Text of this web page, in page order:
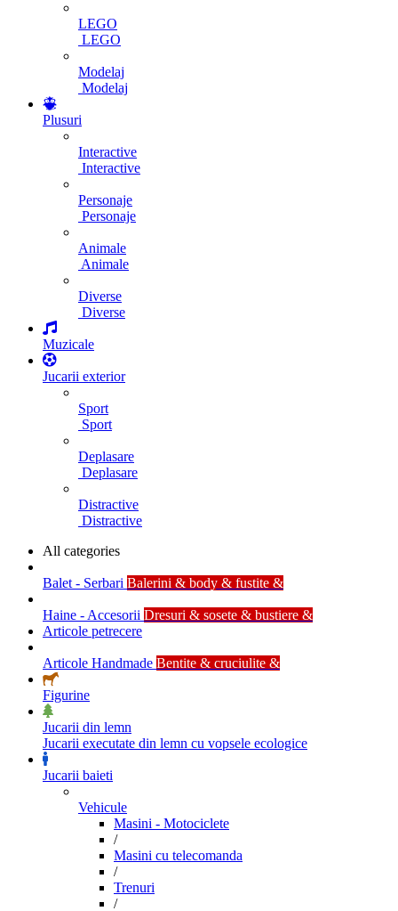
LEGO
LEGO
Modelaj
Modelaj
Plusuri
Interactive
Interactive
Personaje
Personaje
Animale
Animale
Diverse
Diverse
Muzicale
Jucarii exterior
Sport
Sport
Deplasare
Deplasare
Distractive
Distractive
All categories
Balet - Serbari Balerini & body & fustite &
Haine - Accesorii Dresuri & sosete & bustiere &
Articole petrecere
Articole Handmade Bentite & cruciulite &
Figurine
Jucarii din lemn
Jucarii executate din lemn cu vopsele ecologice
Jucarii baieti
Vehicule
Masini - Motociclete
/
Masini cu telecomanda
/
Trenuri
/